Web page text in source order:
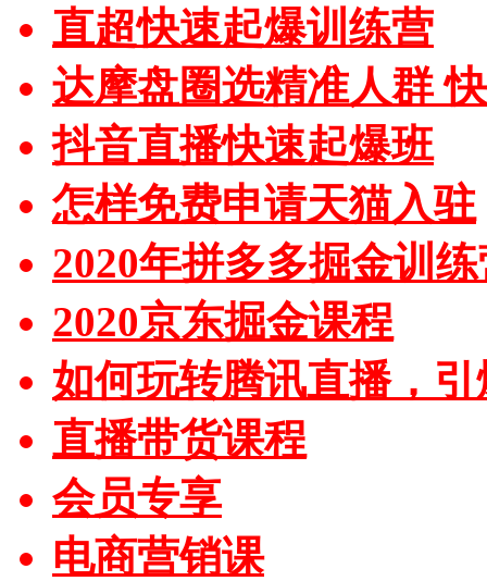
直超快速起爆训练营
达摩盘圈选精准人群
抖音直播快速起爆班
怎样免费申请天猫入驻
2020年拼多多掘金训
2020京东掘金课程
如何玩转腾讯直播，
直播带货课程
会员专享
电商营销课